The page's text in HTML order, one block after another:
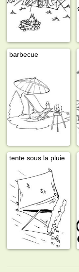
barbecue
tente sous la pluie